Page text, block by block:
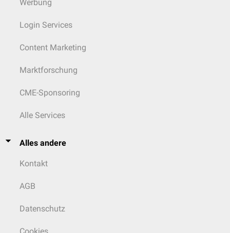
Werbung
Login Services
Content Marketing
Marktforschung
CME-Sponsoring
Alle Services
Alles andere
Kontakt
AGB
Datenschutz